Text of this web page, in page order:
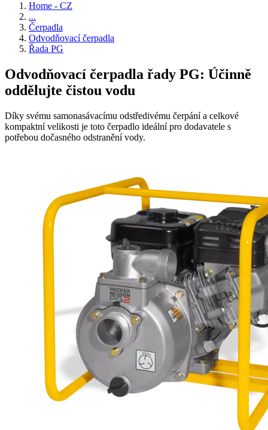
Home - CZ
...
Čerpadla
Odvodňovací čerpadla
Řada PG
Odvodňovací čerpadla řady PG: Účinně
oddělujte čistou vodu
Díky svému samonasávacímu odstředivému čerpání a celkové
kompaktní velikosti je toto čerpadlo ideální pro dodavatele s
potřebou dočasného odstranění vody.